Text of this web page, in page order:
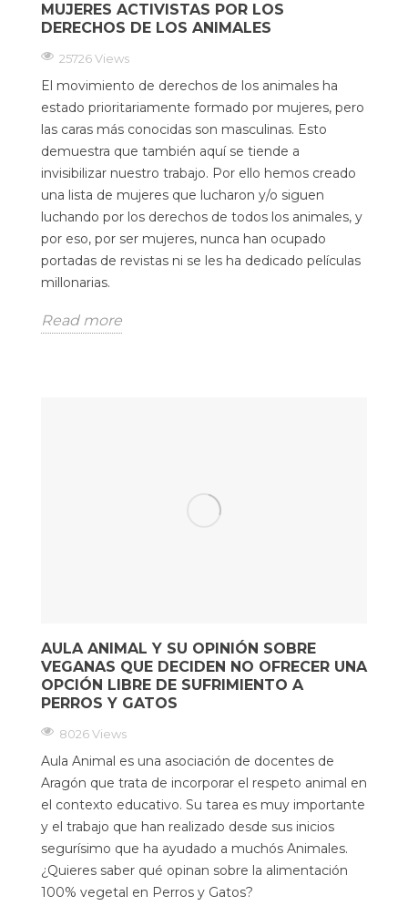
MUJERES ACTIVISTAS POR LOS
DERECHOS DE LOS ANIMALES
25726 Views
El movimiento de derechos de los animales ha
estado prioritariamente formado por mujeres, pero
las caras más conocidas son masculinas. Esto
demuestra que también aquí se tiende a
invisibilizar nuestro trabajo. Por ello hemos creado
una lista de mujeres que lucharon y/o siguen
luchando por los derechos de todos los animales, y
por eso, por ser mujeres, nunca han ocupado
portadas de revistas ni se les ha dedicado películas
millonarias.
Read more
AULA ANIMAL Y SU OPINIÓN SOBRE
VEGANAS QUE DECIDEN NO OFRECER UNA
OPCIÓN LIBRE DE SUFRIMIENTO A
PERROS Y GATOS
8026 Views
Aula Animal es una asociación de docentes de
Aragón que trata de incorporar el respeto animal en
el contexto educativo. Su tarea es muy importante
y el trabajo que han realizado desde sus inicios
segurísimo que ha ayudado a muchós Animales.
¿Quieres saber qué opinan sobre la alimentación
100% vegetal en Perros y Gatos?